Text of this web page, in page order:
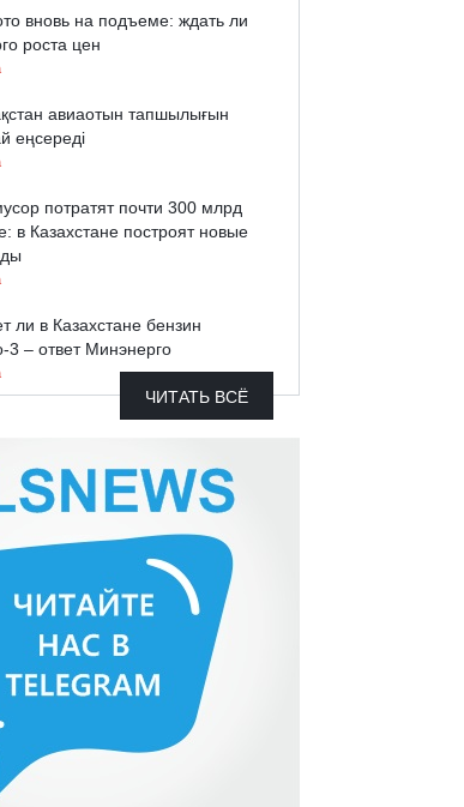
вновь на подъеме: ждать ли
роста цен
авиаотын тапшылығын
еңсереді
потратят почти 300 млрд
в Казахстане построят новые
ли в Казахстане бензин
3 – ответ Минэнерго
ЧИТАТЬ ВСЁ